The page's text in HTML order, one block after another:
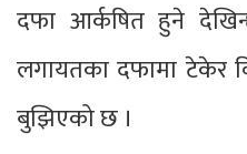
दफा आर्कषित हुने
लगायतका दफामा टेकेर
बुझिएको छ ।